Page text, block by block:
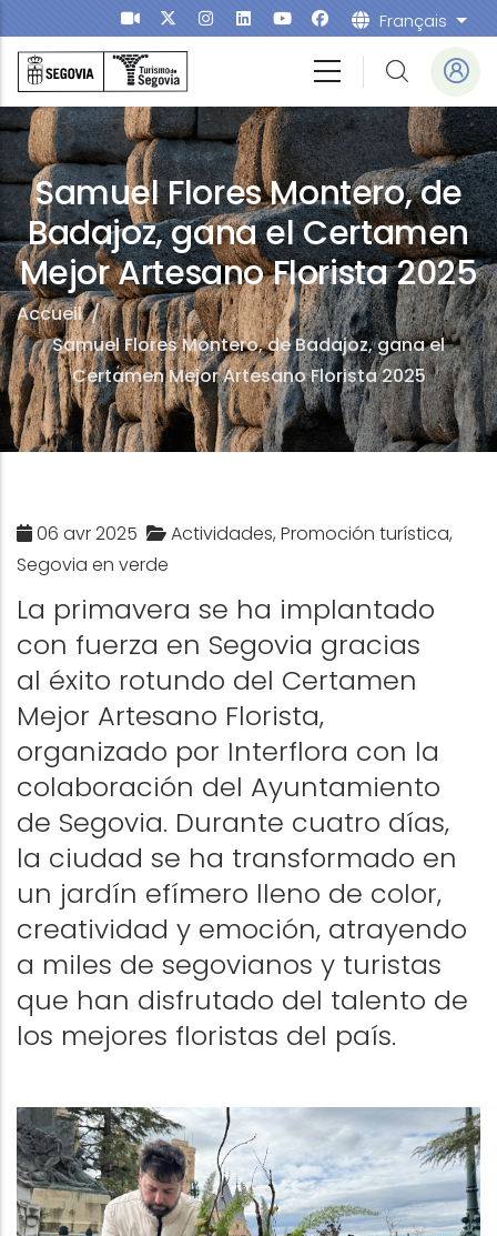
Aller au contenu principal Français
Samuel Flores Montero, de
Badajoz, gana el Certamen
Mejor Artesano Florista 2025
Accueil/
Samuel Flores Montero, de Badajoz, gana el
Certamen Mejor Artesano Florista 2025
06 avr 2025
Actividades, Promoción turística,
Segovia en verde
La primavera se ha implantado
con fuerza en Segovia gracias
al éxito rotundo del Certamen
Mejor Artesano Florista,
organizado por Interflora con la
colaboración del Ayuntamiento
de Segovia. Durante cuatro días,
la ciudad se ha transformado en
un jardín efímero lleno de color,
creatividad y emoción, atrayendo
a miles de segovianos y turistas
que han disfrutado del talento de
los mejores floristas del país.